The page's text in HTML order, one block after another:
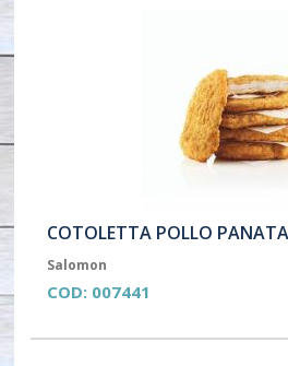
COTOLETTA POLLO
Salomon
COD: 007441